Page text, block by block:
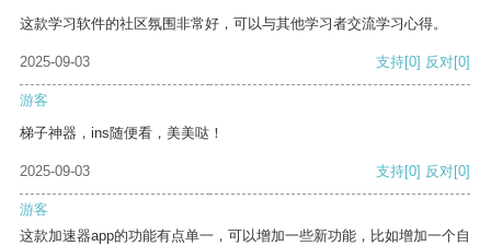
这款学习软件的社区氛围非常好，可以与其他学习者交流学习心得。
2025-09-03 支持[0] 反对[0]
游客
梯子神器，ins随便看，美美哒！
2025-09-03 支持[0] 反对[0]
游客
这款加速器app的功能有点单一，可以增加一些新功能，比如增加一个自